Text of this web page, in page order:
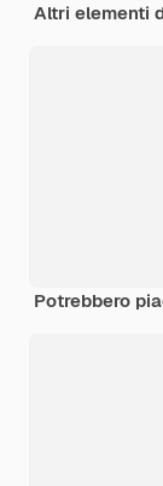
Altri elementi
Potrebbero